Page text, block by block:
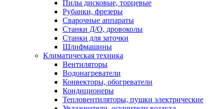
Пилы дисковые, торцевые
Рубанки, фрезеры
Сварочные аппараты
Станки Д/О, дровоколы
Станки для заточки
Шлифмашины
Климатическая техника
Вентиляторы
Водонагреватели
Конвекторы, обогреватели
Кондиционеры
Тепловентиляторы, пушки электрические